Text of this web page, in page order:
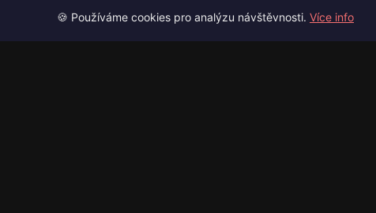
Váš průvodce světem videoher. Novinky, recenze a česko-slovenské
překlady her.
🍪 Používáme cookies pro analýzu návštěvnosti. Více info